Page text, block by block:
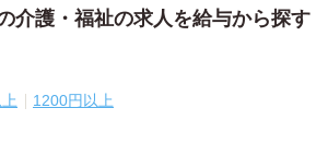
介護・福祉の求人を給与から探す
1200円以上